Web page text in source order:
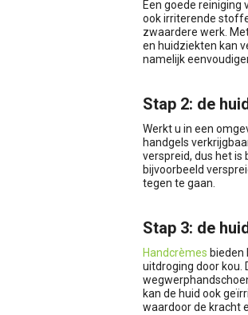
Een goede reiniging
ook irriterende
zwaardere werk.
en huidziekten kan
namelijk
Stap 2: de
Werkt u in een
handgels
verspreid, dus het is
bijvoorbeeld
tegen te gaan.
Stap 3: de
Handcrèmes
uitdroging door kou.
kan de huid ook
waardoor de kracht